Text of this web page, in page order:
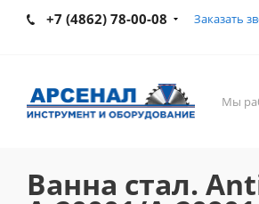
+7 (4862) 78-00-08 Заказать
Мы
Ванна стал.